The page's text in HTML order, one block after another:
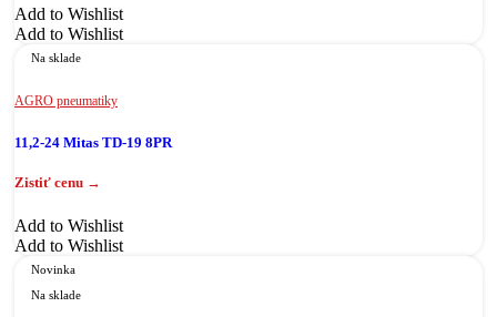
Add to Wishlist
Add to Wishlist
Na sklade
AGRO pneumatiky
11,2-24 Mitas TD-19 8PR
Add to Wishlist
Add to Wishlist
Novinka
Na sklade